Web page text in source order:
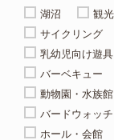
湖沼
観
サイクリング
乳幼児向け遊具
バーベキュー
動物園・水族館
バードウォッ
ホール・会館